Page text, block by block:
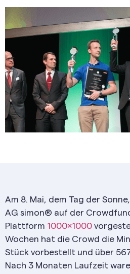
Am 8. Mai, dem Tag der
AG simon® auf der
Plattform 1000×1000
Wochen hat die Crowd die
Stück vorbestellt und über
Nach 3 Monaten Laufzeit